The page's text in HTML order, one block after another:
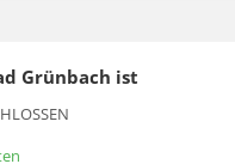
Grünbach ist